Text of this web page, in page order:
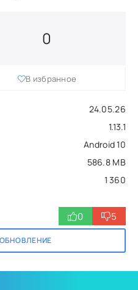
24.05.26
1.13.1
Android 10
586.8 MB
1 360
0
В избранное
0 5